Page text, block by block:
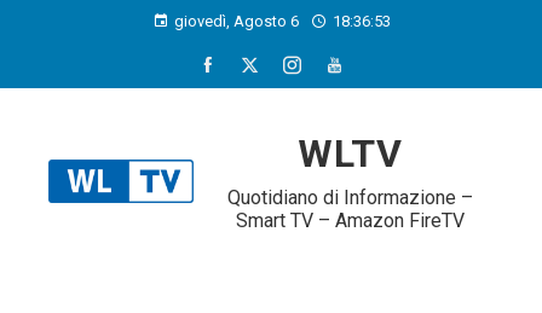
giovedì, Agosto 6 18:36:54
WLTV
Quotidiano di Informazione –
Smart TV – Amazon FireTV